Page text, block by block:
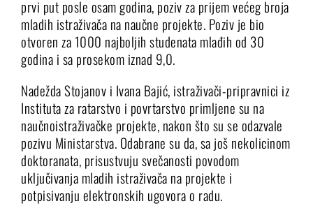
prvi put posle osam godina, poziv za prijem većeg broja
mladih istraživača na naučne projekte. Poziv je bio
otvoren za 1000 najboljih studenata mlađih od 30
godina i sa prosekom iznad 9,0.
Nadežda Stojanov i Ivana Bajić, istraživači-pripravnici iz
Instituta za ratarstvo i povrtarstvo primljene su na
naučnoistraživačke projekte, nakon što su se odazvale
pozivu Ministarstva. Odabrane su da, sa još nekolicinom
doktoranata, prisustvuju svečanosti povodom
uključivanja mladih istraživača na projekte i
potpisivanju elektronskih ugovora o radu.